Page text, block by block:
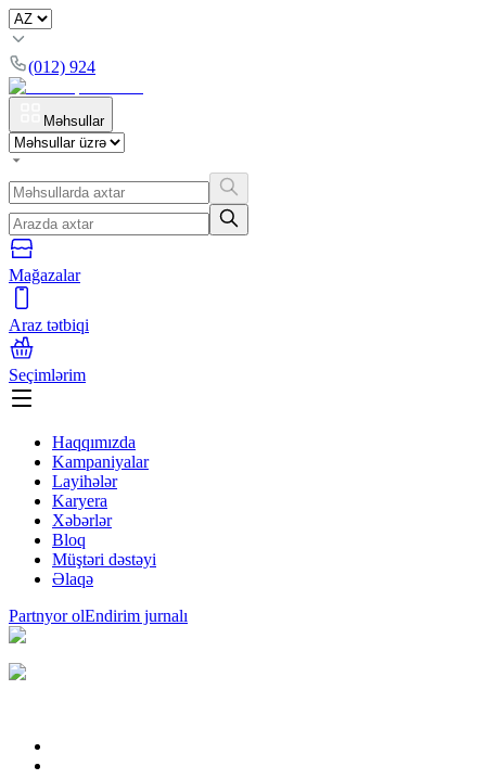
(012) 924
Məhsullar
Mağazalar
Araz tətbiqi
Seçimlərim
Haqqımızda
Kampaniyalar
Layihələr
Karyera
Xəbərlər
Bloq
Müştəri dəstəyi
Əlaqə
Partnyor olEndirim jurnalı